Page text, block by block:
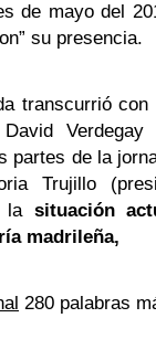
de mayo del
su presencia.
transcurrió
Verdegay
partes de la
Trujillo
la situación
madrileña,
280 palabras